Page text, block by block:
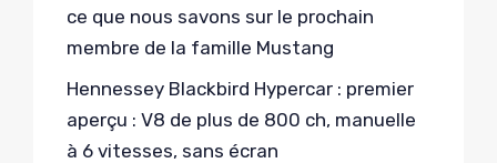
ce que nous savons sur le prochain
membre de la famille Mustang
Hennessey Blackbird Hypercar : premier
aperçu : V8 de plus de 800 ch, manuelle
à 6 vitesses, sans écran